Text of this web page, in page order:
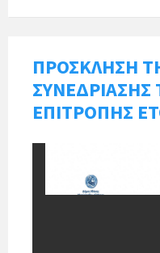
ΠΡΟΣΚΛΗΣΗ
ΕΠΙΤΡΟΠΗΣ